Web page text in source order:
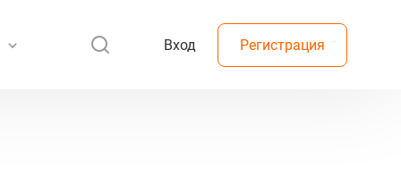
Вход Регистрация